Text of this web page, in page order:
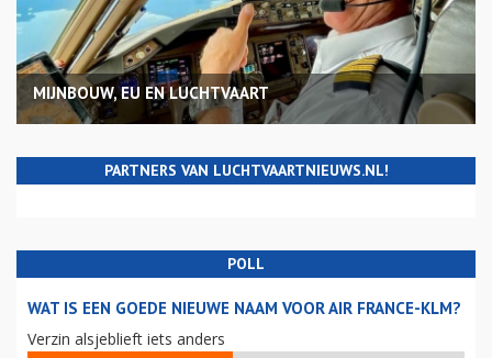
MIJNBOUW, EU EN LUCHTVAART
PARTNERS VAN LUCHTVAARTNIEUWS.NL!
POLL
WAT IS EEN GOEDE NIEUWE NAAM VOOR AIR FRANCE-KLM?
Verzin alsjeblieft iets anders